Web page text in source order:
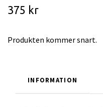
375 kr
Produkten kommer snart.
INFORMATION